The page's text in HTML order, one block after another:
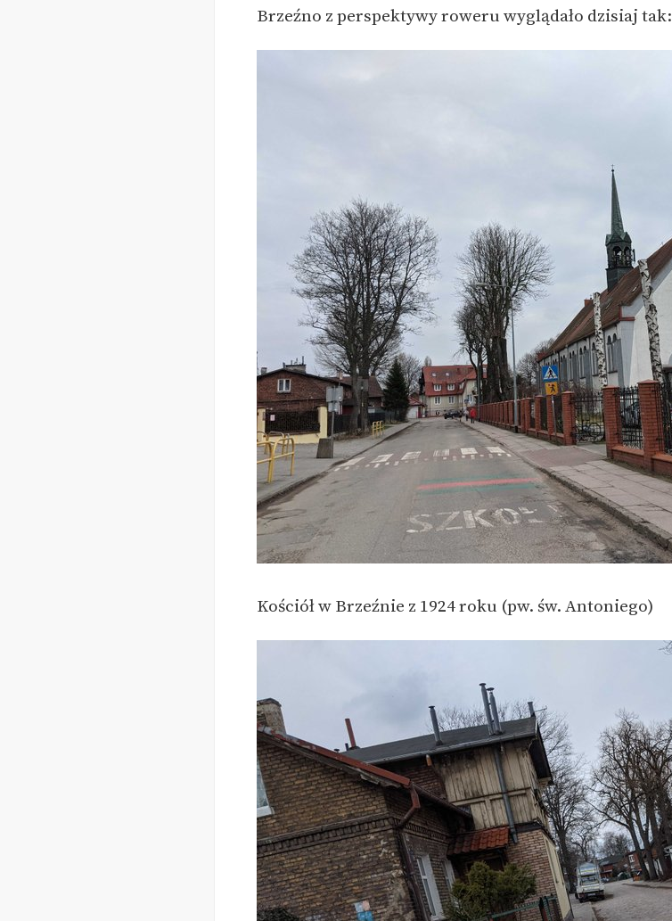
Brzeźno z perspektywy roweru wyglądało dzisiaj tak:
Kościół w Brzeźnie z 1924 roku (pw. św. Antoniego)